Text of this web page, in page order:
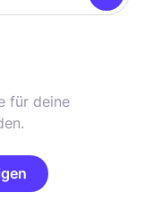
für deine